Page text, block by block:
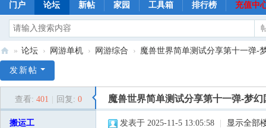
门户 论坛 新帖 家园 工具箱 排行榜 充值中
1
» 论坛 › 网游单机 › 网游综合 › 魔兽世界简单测试分享第十一弹-
发新帖
查看: 401 回复: 0 魔兽世界简单测试分享第十一弹-梦幻
搬运工 发表于 2025-11-5 13:05:58 显示全部